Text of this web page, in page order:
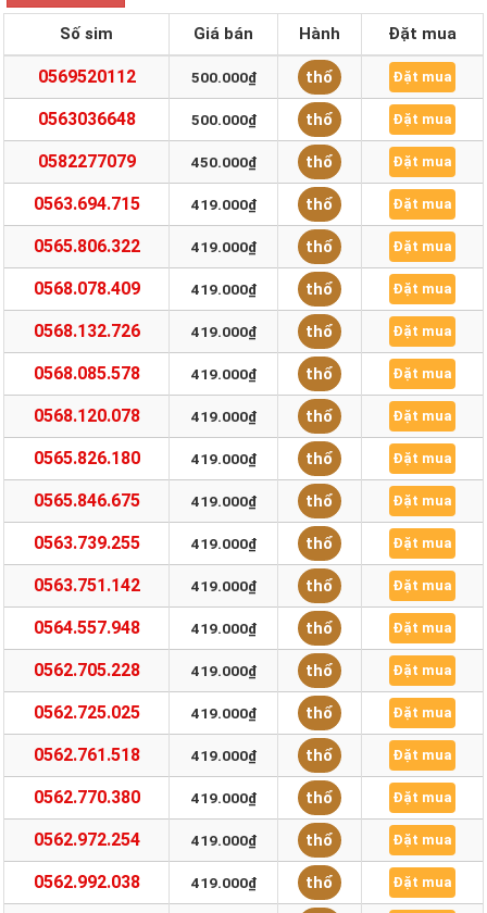
Số sim Giá bán Hành Đặt mua
0569520112 500.000₫ thổ Đặt mua
0563036648 500.000₫ thổ Đặt mua
0582277079 450.000₫ thổ Đặt mua
0563.694.715 419.000₫ thổ Đặt mua
0565.806.322 419.000₫ thổ Đặt mua
0568.078.409 419.000₫ thổ Đặt mua
0568.132.726 419.000₫ thổ Đặt mua
0568.085.578 419.000₫ thổ Đặt mua
0568.120.078 419.000₫ thổ Đặt mua
0565.826.180 419.000₫ thổ Đặt mua
0565.846.675 419.000₫ thổ Đặt mua
0563.739.255 419.000₫ thổ Đặt mua
0563.751.142 419.000₫ thổ Đặt mua
0564.557.948 419.000₫ thổ Đặt mua
0562.705.228 419.000₫ thổ Đặt mua
0562.725.025 419.000₫ thổ Đặt mua
0562.761.518 419.000₫ thổ Đặt mua
0562.770.380 419.000₫ thổ Đặt mua
0562.972.254 419.000₫ thổ Đặt mua
0562.992.038 419.000₫ thổ Đặt mua